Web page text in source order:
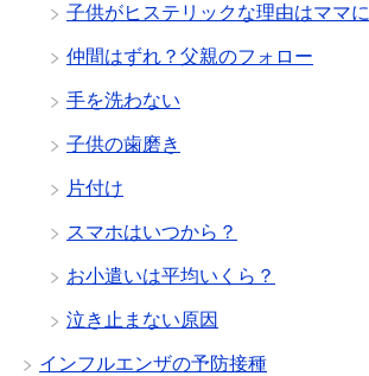
子供がヒステリックな理由はママに
仲間はずれ？父親のフォロー
手を洗わない
子供の歯磨き
片付け
スマホはいつから？
お小遣いは平均いくら？
泣き止まない原因
インフルエンザの予防接種